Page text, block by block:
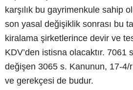
karşılık bu gayrimenkule sahip
son yasal değişiklik sonrası bu
kiralama şirketlerince devir ve
KDV’den istisna olacaktır. 7061
değişen 3065 s. Kanunun, 17-4/
ve gerekçesi de budur.